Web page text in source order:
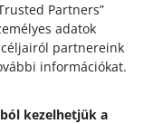
Partners”
adatok
partnereink
információkat.
kezelhetjük a
származó
a számla
a dátummal,
A